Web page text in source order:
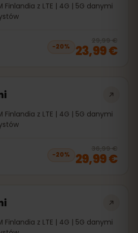
Finlandia z LTE | 4G | 5G danymi
−20%
29,99 €
23,99 €
Finlandia z LTE | 4G | 5G danymi
−20%
36,99 €
29,99 €
Finlandia z LTE | 4G | 5G danymi